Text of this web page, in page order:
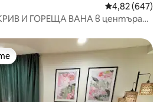
Средна
4,82 (647)
И ГОРЕЩА ВАНА в центъра
на гостите